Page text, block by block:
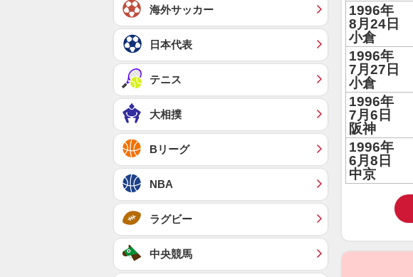
1996年
8月24日
小倉
1996年
7月27日
小倉
1996年
7月6日
阪神
1996年
6月8日
中京
海外サッカー
日本代表
テニス
大相撲
Bリーグ
NBA
ラグビー
中央競馬